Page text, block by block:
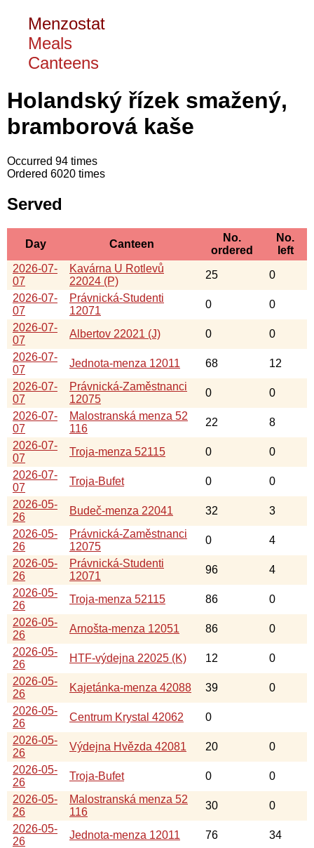
Menzostat
Meals
Canteens
Holandský řízek smažený,
bramborová kaše
Occurred 94 times
Ordered 6020 times
Served
Day Canteen
No.
ordered
No.
left
2026-07-
07
Kavárna U Rotlevů
22024 (P)
25
0
2026-07-
07
Právnická-Studenti
12071
0
0
2026-07-
07
Albertov 22021 (J) 0
0
2026-07-
07
Jednota-menza 12011 68
12
2026-07-
07
Právnická-Zaměstnanci
12075
0
0
2026-07-
07
Malostranská menza 52
116
22
8
2026-07-
07
Troja-menza 52115 0
0
2026-07-
07
Troja-Bufet 0
0
2026-05-
26
Budeč-menza 22041 32
3
2026-05-
26
Právnická-Zaměstnanci
12075
0
4
2026-05-
26
Právnická-Studenti
12071
96
4
2026-05-
26
Troja-menza 52115 86
0
2026-05-
26
Arnošta-menza 12051 86
0
2026-05-
26
HTF-výdejna 22025 (K) 12
0
2026-05-
26
Kajetánka-menza 42088 39
0
2026-05-
26
Centrum Krystal 42062
0
2026-05-
26
Výdejna Hvězda 42081 20
0
2026-05-
26
Troja-Bufet 0
0
2026-05-
26
Malostranská menza 52
116
30
0
2026-05-
26
Jednota-menza 12011 76
34